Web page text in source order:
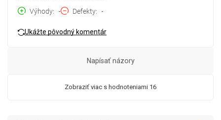
Výhody
- Defekty -
Ukážte pôvodný komentár
Zobraziť viac s hodnoteniami 16
Napísať názory